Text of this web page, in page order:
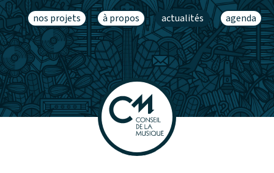
nos projets à propos actualités agenda